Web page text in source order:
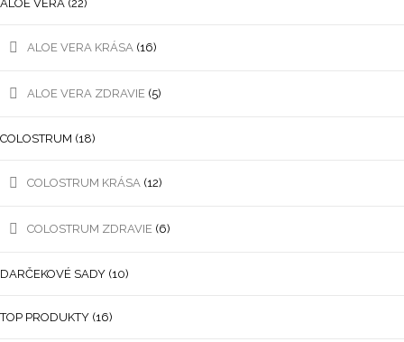
ALOE VERA (22)
ALOE VERA KRÁSA (16)
ALOE VERA ZDRAVIE (5)
COLOSTRUM (18)
COLOSTRUM KRÁSA (12)
COLOSTRUM ZDRAVIE (6)
DARČEKOVÉ SADY (10)
TOP PRODUKTY (16)